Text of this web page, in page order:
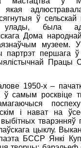
якая
ў
улады, была
Дома
музеем.
партрэт першага
Працы
1950-х –
ў самым росквіце
і нават на
цыклу.
БССР Янкі